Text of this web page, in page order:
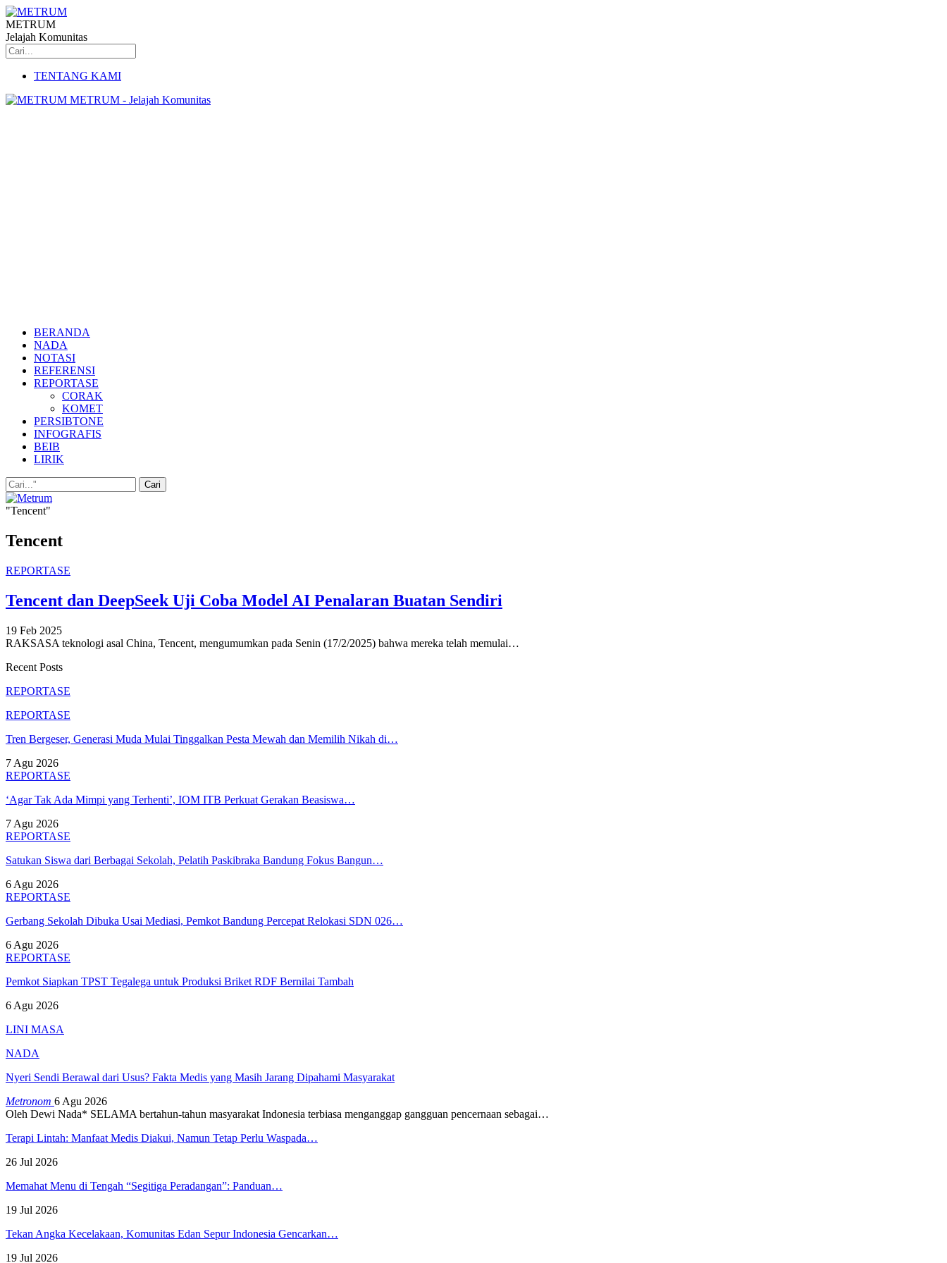
METRUM
Jelajah Komunitas
TENTANG KAMI
METRUM - Jelajah Komunitas
BERANDA
NADA
NOTASI
REFERENSI
REPORTASE
CORAK
KOMET
PERSIBTONE
INFOGRAFIS
BEIB
LIRIK
"Tencent"
Tencent
REPORTASE
Tencent dan DeepSeek Uji Coba Model AI Penalaran Buatan Sendiri
19 Feb 2025
RAKSASA teknologi asal China, Tencent, mengumumkan pada Senin (17/2/2025) bahwa mereka telah memulai…
Recent Posts
REPORTASE
REPORTASE
Tren Bergeser, Generasi Muda Mulai Tinggalkan Pesta Mewah dan Memilih Nikah di…
7 Agu 2026
REPORTASE
‘Agar Tak Ada Mimpi yang Terhenti’, IOM ITB Perkuat Gerakan Beasiswa…
7 Agu 2026
REPORTASE
Satukan Siswa dari Berbagai Sekolah, Pelatih Paskibraka Bandung Fokus Bangun…
6 Agu 2026
REPORTASE
Gerbang Sekolah Dibuka Usai Mediasi, Pemkot Bandung Percepat Relokasi SDN 026…
6 Agu 2026
REPORTASE
Pemkot Siapkan TPST Tegalega untuk Produksi Briket RDF Bernilai Tambah
6 Agu 2026
LINI MASA
NADA
Nyeri Sendi Berawal dari Usus? Fakta Medis yang Masih Jarang Dipahami Masyarakat
Metronom 6 Agu 2026
Oleh Dewi Nada* SELAMA bertahun-tahun masyarakat Indonesia terbiasa menganggap gangguan pencernaan sebagai…
Terapi Lintah: Manfaat Medis Diakui, Namun Tetap Perlu Waspada…
26 Jul 2026
Memahat Menu di Tengah “Segitiga Peradangan”: Panduan…
19 Jul 2026
Tekan Angka Kecelakaan, Komunitas Edan Sepur Indonesia Gencarkan…
19 Jul 2026